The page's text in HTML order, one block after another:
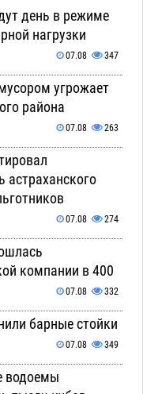
день в режиме
нагрузки
07.08 347
угрожает
района
07.08 263
астраханского
07.08 274
компании в 400
07.08 332
барные стойки
07.08 349
водоемы